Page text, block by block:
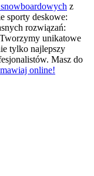
z
sporty deskowe:
rozwiązań:
unikatowe
tylko najlepszy
Masz do
online!